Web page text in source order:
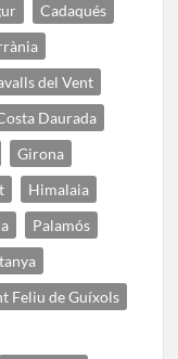
Cadaqués
del Vent
Daurada
Girona
Himalaia
Palamós
Feliu de Guíxols